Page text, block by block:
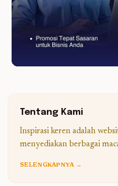
Tentang Kami
Inspirasi keren adalah
menyediakan berbagai
SELENGKAPNYA →